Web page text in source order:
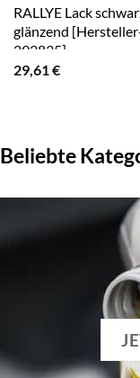
RALLYE Lack
glänzend
292835]
29,61€
Beliebte